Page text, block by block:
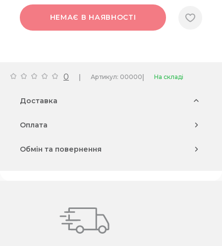
НЕМАЄ В НАЯВНОСТІ
0 | Артикул: 00000| На складі
Доставка
Оплата
Обмін та повернення